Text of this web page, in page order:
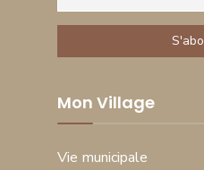
Mon Village
Vie municipale